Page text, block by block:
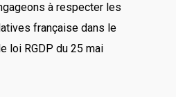
à respecter les
française dans le
loi RGDP du 25 mai